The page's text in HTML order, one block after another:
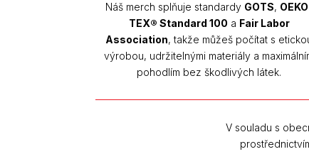
Náš merch splňuje standardy GOTS,
TEX® Standard 100 a Fair Labor
Association, takže můžeš počítat s
výrobou, udržitelnými materiály a
pohodlím bez škodlivých látek.
V souladu s